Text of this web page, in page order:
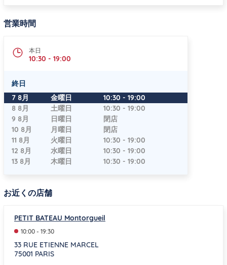
営業時間
本日
10:30 - 19:00
終日
曜日 時間
7 8月 金曜日 10:30 - 19:00
8 8月
土曜日 10:30 - 19:00
9 8月
日曜日
閉店
10 8月
月曜日
閉店
11 8月
火曜日 10:30 - 19:00
12 8月
水曜日 10:30 - 19:00
13 8月
木曜日 10:30 - 19:00
お近くの店舗
PETIT BATEAU Montorgueil
10:00 - 19:30
33 RUE ETIENNE MARCEL
75001 PARIS